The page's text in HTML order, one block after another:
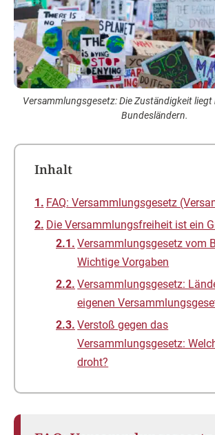
Versammlungsgesetz: Die Zuständigkeit liegt
Bundesländern.
Inhalt
FAQ: Versammlungsgesetz
Die Versammlungsfreiheit ist ein
Versammlungsgesetz vom
Wichtige Vorgaben
Versammlungsgesetz:
eigenen
Verstoß gegen das
Versammlungsgesetz:
droht?